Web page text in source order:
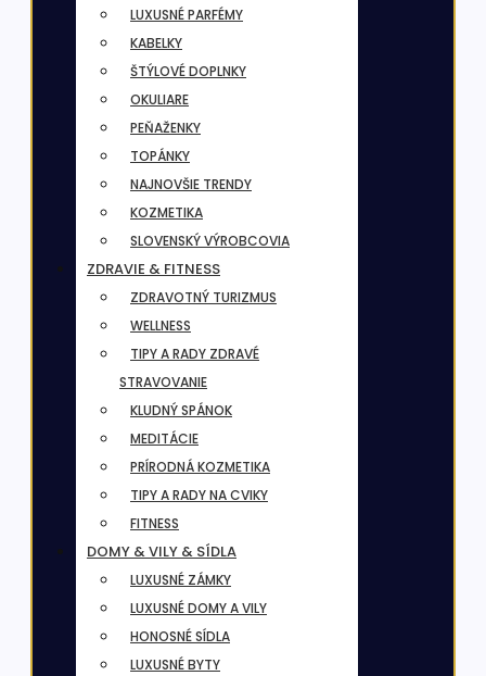
LUXUSNÉ PARFÉMY
KABELKY
ŠTÝLOVÉ DOPLNKY
OKULIARE
PEŇAŽENKY
TOPÁNKY
NAJNOVŠIE TRENDY
KOZMETIKA
SLOVENSKÝ VÝROBCOVIA
ZDRAVIE & FITNESS
ZDRAVOTNÝ TURIZMUS
WELLNESS
TIPY A RADY ZDRAVÉ
STRAVOVANIE
KLUDNÝ SPÁNOK
MEDITÁCIE
PRÍRODNÁ KOZMETIKA
TIPY A RADY NA CVIKY
FITNESS
DOMY & VILY & SÍDLA
LUXUSNÉ ZÁMKY
LUXUSNÉ DOMY A VILY
HONOSNÉ SÍDLA
LUXUSNÉ BYTY